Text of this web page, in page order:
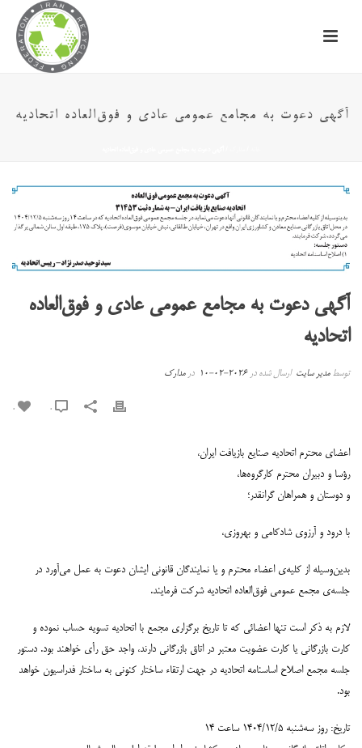
آگهی دعوت به مجامع عمومی عادی و فوق‌العاده اتحادیه
آگهی دعوت به مجامع عمومی عادی و فوق‌العاده
اتحادیه
توسطمدیر سایت ارسال شده در2026-02-10 درمدارک
0
اعضای محترم اتحادیه صنایع بازیافت ایران،
رؤسا و دبیران محترم کارگروه‌ها،
و دوستان و همراهان گرانقدر؛
با درود و آرزوی شادکامی و بهروزی،
بدین‌وسیله از کلیه‌ی اعضاء محترم و یا نمایندگان قانونی ایشان دعوت به عمل می‌آورد در
جلسه‌ی مجمع عمومی فوق‌العاده اتحادیه شرکت فرمایند.
لازم به ذکر است تنها اعضائی که تا تاریخ برگزاری مجمع با اتحادیه تسویه حساب نموده و
کارت بازرگانی یا کارت عضویت معتبر در اتاق بازرگانی دارند، واجد حق رأی خواهند بود. دستور
جلسه مجمع اصلاح اساسنامه اتحادیه در جهت ارتقاء ساختار کنونی به ساختار فدراسیون خواهد
بود.
تاریخ: روز سه‌شنبه ۱۴۰۴/۱۲/۵ ساعت ۱۴